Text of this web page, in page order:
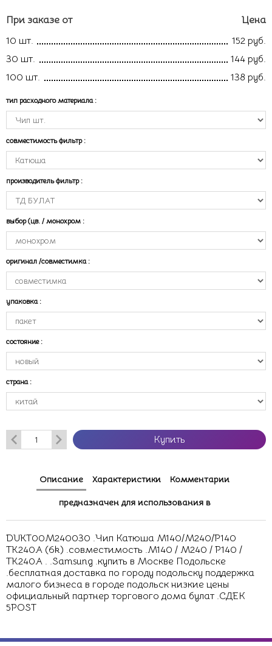
При заказе от
Цена
10 шт.
152 руб.
30 шт.
144 руб.
100 шт.
138 руб.
тип расходного материала :
совместимость фильтр :
производитель фильтр :
выбор (цв. / монохром :
оригинал /совместимка :
упаковка :
состояние :
страна :
Купить
Описание Характеристики Комментарии
предназначен для использования в
DUKT00M240030 .Чип Катюша M140/M240/P140
TK240A (6k) .совместимость .M140 / M240 / P140 /
TK240A . .Samsung .купить в Москве Подольске
.бесплатная доставка по городу подольску поддержка
малого бизнеса в городе подольск низкие цены
официальный партнер торгового дома булат .СДЕК
5POST